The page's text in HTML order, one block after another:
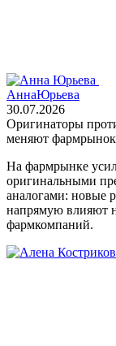
АннаЮрьева
30.07.2026
Оригинаторы
меняют фармрынок
На фармрынке
оригинальными
аналогами: новые
напрямую влияют
фармкомпаний.